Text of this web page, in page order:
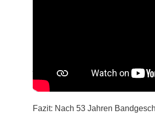
bahnbrechend Neues auf den
jugendliche Stimme mehr hat.
gewisse Reife. Unüberhörbar
Fazit: Nach 53 Jahren